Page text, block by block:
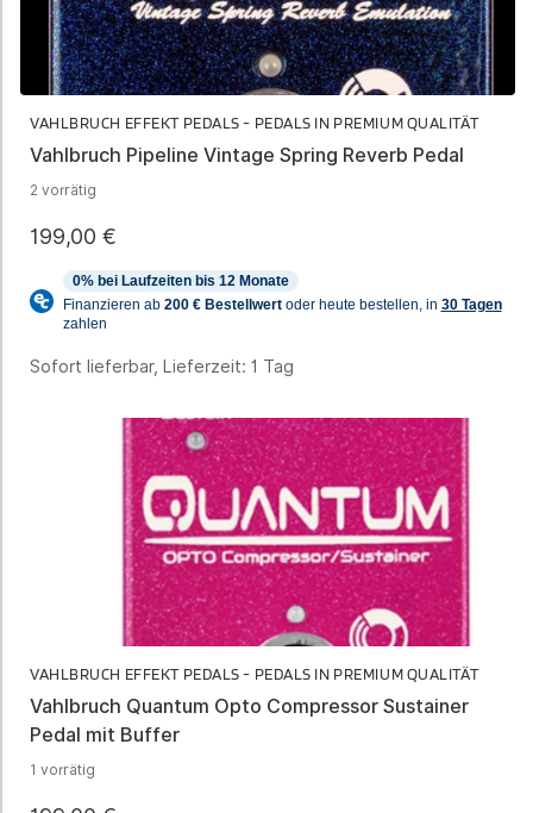
VAHLBRUCH EFFEKT PEDALS - PEDALS IN PREMIUM QUALITÄT
Vahlbruch Pipeline Vintage Spring Reverb Pedal
2 vorrätig
199,00 €
Sofort lieferbar, Lieferzeit: 1 Tag
VAHLBRUCH EFFEKT PEDALS - PEDALS IN PREMIUM QUALITÄT
Vahlbruch Quantum Opto Compressor Sustainer
Pedal mit Buffer
1 vorrätig